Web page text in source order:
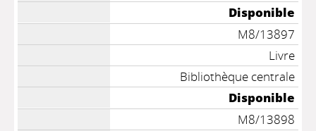
Disponible
M8/13897
Livre
Bibliothèque centrale
Disponible
M8/13898